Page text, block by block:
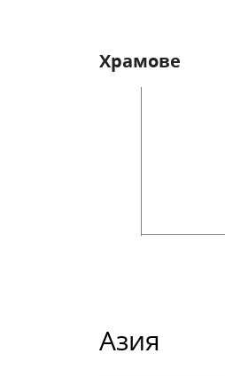
Храмове
Азия